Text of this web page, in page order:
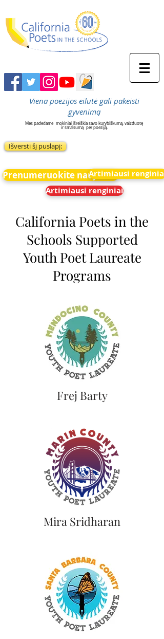
Viena poezijos eilutė gali pakeisti
gyvenimą
Mes padedame mokiniai išreiškia savo kūrybiškumą, vaizduotę
ir smalsumą per poeziją.
Išversti šį puslapį:
Prenumeruokite naujienasArtimiausi renginiai
Artimiausi renginiai
California Poets in the
Schools Supported
Youth Poet Laureate
Programs
Frej Barty
Mira Sridharan